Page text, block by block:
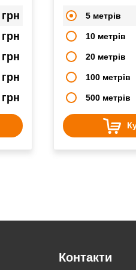
грн
грн
грн
грн
грн
5 метрів
10 метрів
20 метрів
100 метрів
500 метрів
Контакти